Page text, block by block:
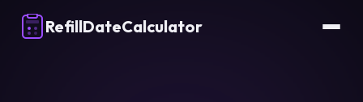
RefillDateCalculator